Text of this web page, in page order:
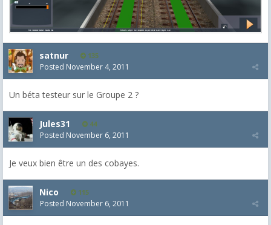
satnur 135
Posted November 4, 2011
Un béta testeur sur le Groupe 2 ?
Jules31 44
Posted November 6, 2011
Je veux bien être un des cobayes.
Nico 115
Posted November 6, 2011